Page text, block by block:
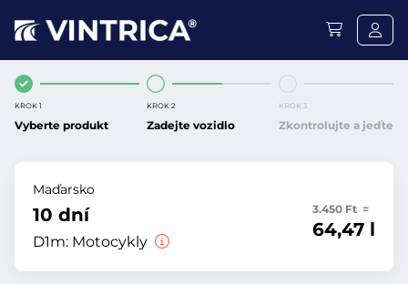
KROK 1
Vyberte produkt
KROK 2
Zadejte vozidlo
KROK 3
Zkontrolujte a jeďte
Maďarsko
10 dní
D1m: Motocykly
3.450 Ft =
64,47 l